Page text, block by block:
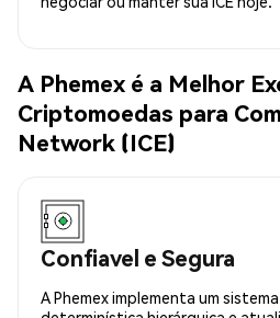
A Phemex é a Melhor
Criptomoedas para
Network (ICE)
Confiavel e Segura
A Phemex implementa um